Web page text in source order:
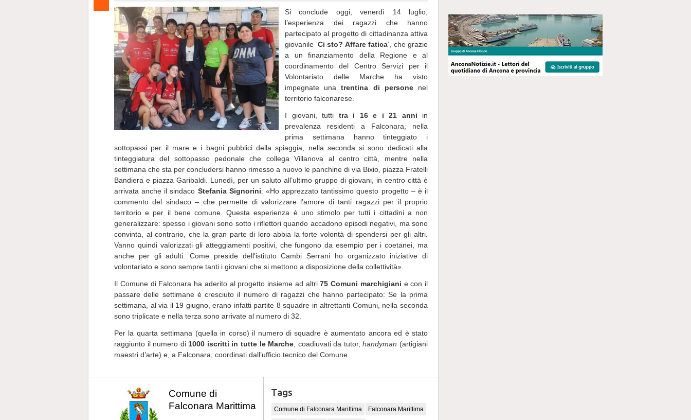
Si conclude oggi, venerdì 14 luglio,
l’esperienza dei ragazzi che hanno
partecipato al progetto di cittadinanza attiva
giovanile ‘Ci sto? Affare fatica’, che grazie
a un finanziamento della Regione e al
coordinamento del Centro Servizi per il
Volontariato delle Marche ha visto
impegnate unatrentina di personenel
territorio falconarese.
I giovani, tutti tra i 16 e i 21 anni in
prevalenza residenti a Falconara, nella
prima settimana hanno tinteggiato i
sottopassi per il mare e i bagni pubblici della spiaggia, nella seconda si sono dedicati alla
tinteggiatura del sottopasso pedonale che collega Villanova al centro città, mentre nella
settimana che sta per concludersi hanno rimesso a nuovo le panchine di via Bixio, piazza Fratelli
Bandiera e piazza Garibaldi. Lunedì, per un saluto all’ultimo gruppo di giovani, in centro città è
arrivata anche il sindaco Stefania Signorini: «Ho apprezzato tantissimo questo progetto – è il
commento del sindaco – che permette di valorizzare l’amore di tanti ragazzi per il proprio
territorio e per il bene comune. Questa esperienza è uno stimolo per tutti i cittadini a non
generalizzare: spesso i giovani sono sotto i riflettori quando accadono episodi negativi, ma sono
convinta, al contrario, che la gran parte di loro abbia la forte volontà di spendersi per gli altri.
Vanno quindi valorizzati gli atteggiamenti positivi, che fungono da esempio per i coetanei, ma
anche per gli adulti. Come preside dell’istituto Cambi Serrani ho organizzato iniziative di
volontariato e sono sempre tanti i giovani che si mettono a disposizione della collettività».
Il Comune di Falconara ha aderito al progetto insieme ad altri75 Comuni marchigiani e con il
passare delle settimane è cresciuto il numero di ragazzi che hanno partecipato: Se la prima
settimana, al via il 19 giugno, erano infatti partite 8 squadre in altrettanti Comuni, nella seconda
sono triplicate e nella terza sono arrivate al numero di 32.
Per la quarta settimana (quella in corso) il numero di squadre è aumentato ancora ed è stato
raggiunto il numero di 1000 iscritti in tutte le Marche , coadiuvati da tutor,handyman (artigiani
maestri d’arte) e, a Falconara, coordinati dall’ufficio tecnico del Comune.
Comune di
Falconara Marittima
Tags
Comune di Falconara Marittima Falconara Marittima